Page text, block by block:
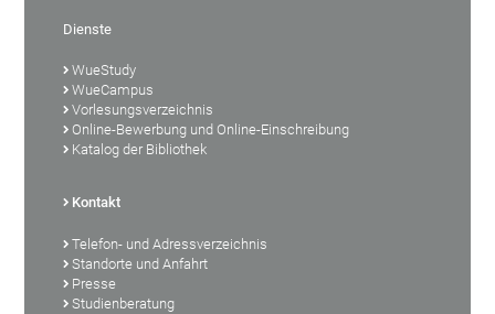
Dienste
WueStudy
WueCampus
Vorlesungsverzeichnis
Online-Bewerbung und Online-Einschreibung
Katalog der Bibliothek
Kontakt
Telefon- und Adressverzeichnis
Standorte und Anfahrt
Presse
Studienberatung